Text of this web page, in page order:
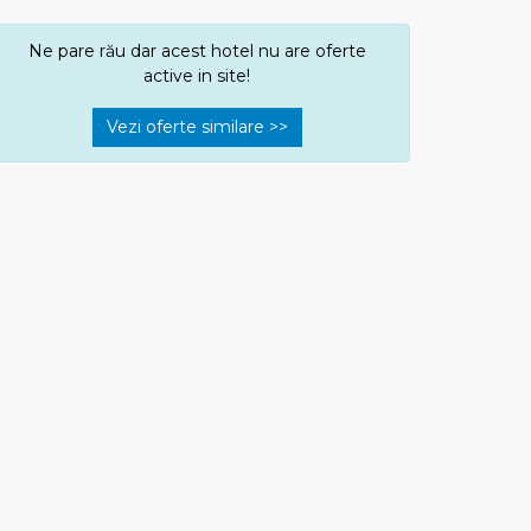
Ne pare rău dar acest hotel nu are oferte
active in site!
Vezi oferte similare >>